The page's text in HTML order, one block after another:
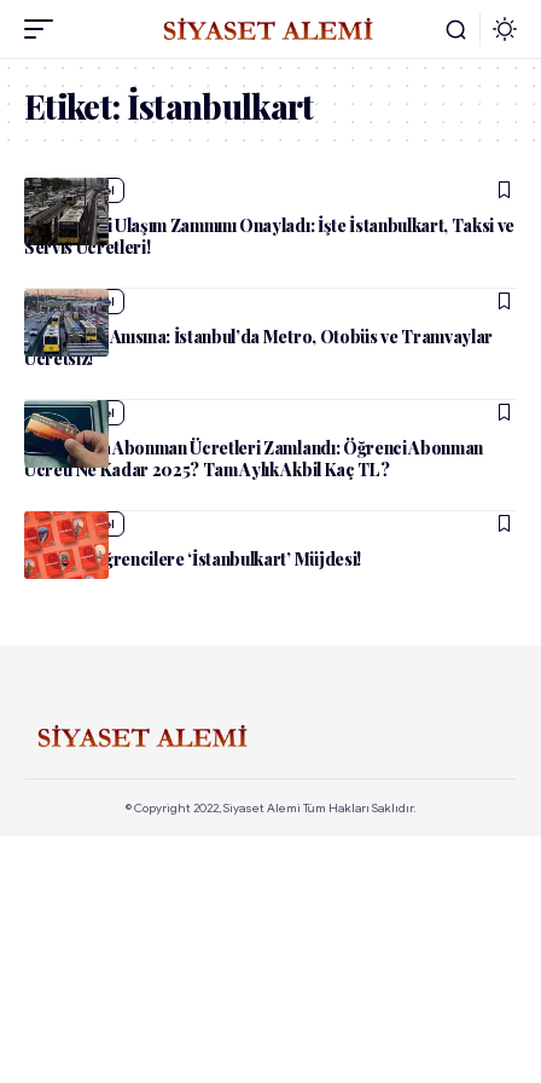
Etiket:İstanbulkart
admin Güncel
İBB Meclisi Ulaşım Zammını Onayladı: İşte İstanbulkart, Taksi ve
Servis Ücretleri!
admin Güncel
15 Temmuz Anısına: İstanbul’da Metro, Otobüs ve Tramvaylar
Ücretsiz!
admin Güncel
İstanbul’da Abonman Ücretleri Zamlandı: Öğrenci Abonman
Ücreti Ne Kadar 2025? Tam Aylık Akbil Kaç TL?
admin Güncel
İBB’den Öğrencilere ‘İstanbulkart’ Müjdesi!
© Copyright 2022, Siyaset Alemi Tüm Hakları Saklıdır.